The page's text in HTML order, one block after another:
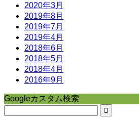
2020年3月
2019年8月
2019年7月
2019年4月
2018年6月
2018年5月
2018年4月
2016年9月
Googleカスタム検索